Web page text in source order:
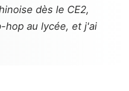
dès le CE2,
hop au lycée, et j'ai